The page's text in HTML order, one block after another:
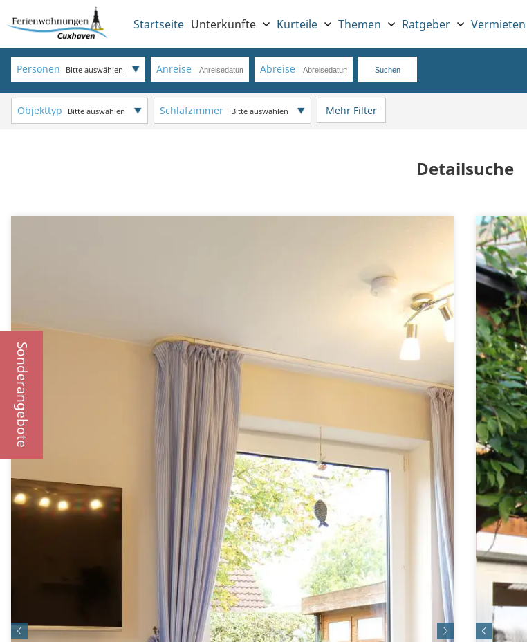
Sonderangebote
Startseite Unterkünfte Kurteile Themen Ratgeber Vermieten
Personen Bitte auswählen Anreise Abreise
Objekttyp Bitte auswählen Schlafzimmer Bitte auswählen Mehr Filter
Detailsuche